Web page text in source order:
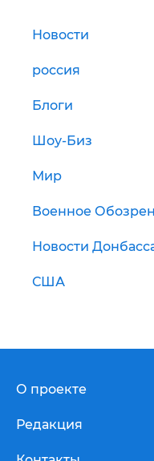
Новости
россия
Блоги
Шоу-Биз
Мир
Военное
Новости
США
О проекте
Редакция